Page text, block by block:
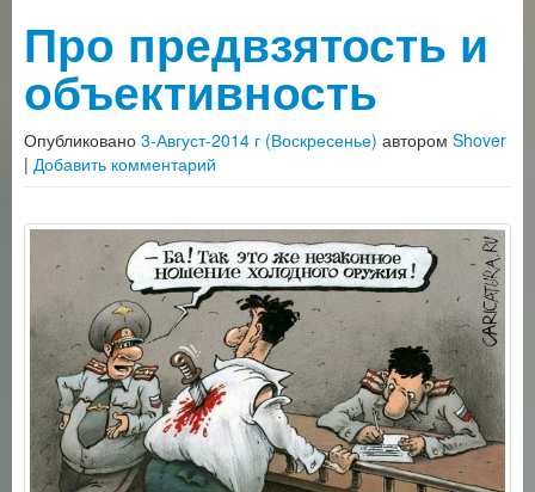
Про предвзятость и
объективность
Опубликовано 3-Август-2014 г (Воскресенье) автором Shover
| Добавить комментарий